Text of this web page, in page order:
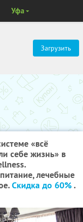
Загрузить
Уфа
«всё
себе жизнь» в
лечебные
Скидка до 60%.